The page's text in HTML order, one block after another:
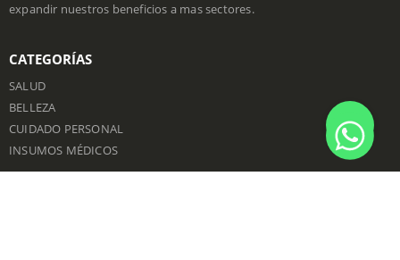
expandir nuestros beneficios a mas sectores.
CATEGORÍAS
SALUD
BELLEZA
CUIDADO PERSONAL
INSUMOS MÉDICOS